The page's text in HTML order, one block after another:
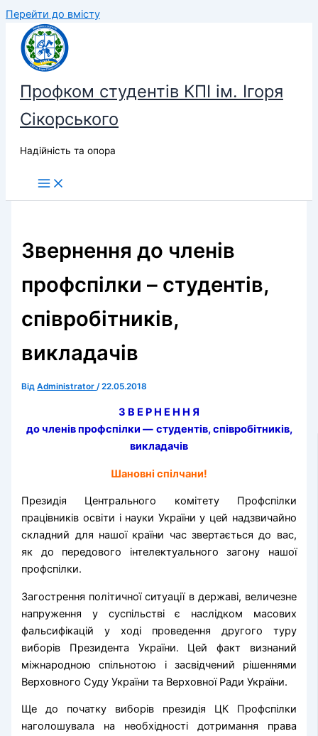
Перейти до вмісту
Профком студентів КПІ ім. Ігоря
Сікорського
Надійність та опора
Звернення до членів
профспілки – студентів,
співробітників,
викладачів
ВідAdministrator/22.05.2018
З В Е Р Н Е Н Н Я
до членів профспілки — студентів, співробітників,
викладачів
Шановні спілчани!
Президія Центрального комітету Профспілки
працівників освіти і науки України у цей надзвичайно
складний для нашої країни час звертається до вас,
як до передового інтелектуального загону нашої
профспілки.
Загострення політичної ситуації в державі, величезне
напруження у суспільстві є наслідком масових
фальсифікацій у ході проведення другого туру
виборів Президента України. Цей факт визнаний
міжнародною спільнотою і засвідчений рішеннями
Верховного Суду України та Верховної Ради України.
Ще до початку виборів президія ЦК Профспілки
наголошувала на необхідності дотримання права